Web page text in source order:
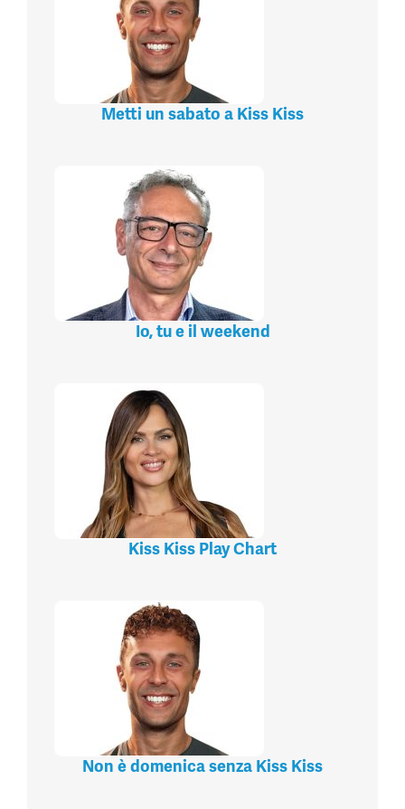
Metti un sabato a Kiss Kiss
Io, tu e il weekend
Kiss Kiss Play Chart
Non è domenica senza Kiss Kiss